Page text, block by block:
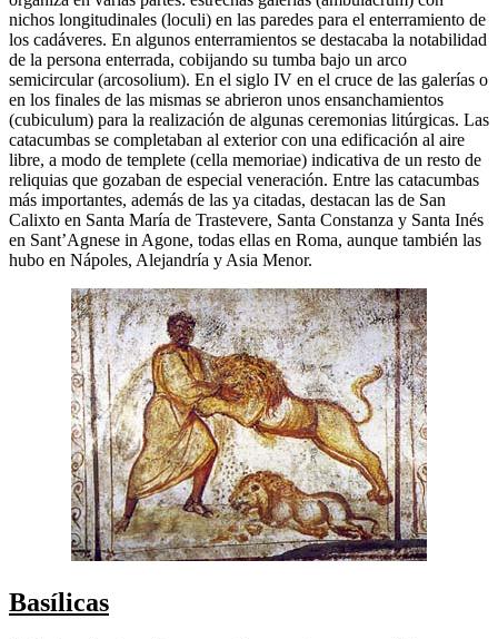
nichos longitudinales (loculi) en las paredes para el enterramiento de
los cadáveres. En algunos enterramientos se destacaba la notabilidad
de la persona enterrada, cobijando su tumba bajo un arco
semicircular (arcosolium). En el siglo IV en el cruce de las galerías o
en los finales de las mismas se abrieron unos ensanchamientos
(cubiculum) para la realización de algunas ceremonias litúrgicas. Las
catacumbas se completaban al exterior con una edificación al aire
libre, a modo de templete (cella memoriae) indicativa de un resto de
reliquias que gozaban de especial veneración. Entre las catacumbas
más importantes, además de las ya citadas, destacan las de San
Calixto en Santa María de Trastevere, Santa Constanza y Santa Inés
en Sant’Agnese in Agone, todas ellas en Roma, aunque también las
hubo en Nápoles, Alejandría y Asia Menor.
Basílicas